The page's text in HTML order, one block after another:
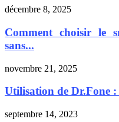
décembre 8, 2025
Comment choisir le
sans...
novembre 21, 2025
Utilisation de Dr.Fone
septembre 14, 2023